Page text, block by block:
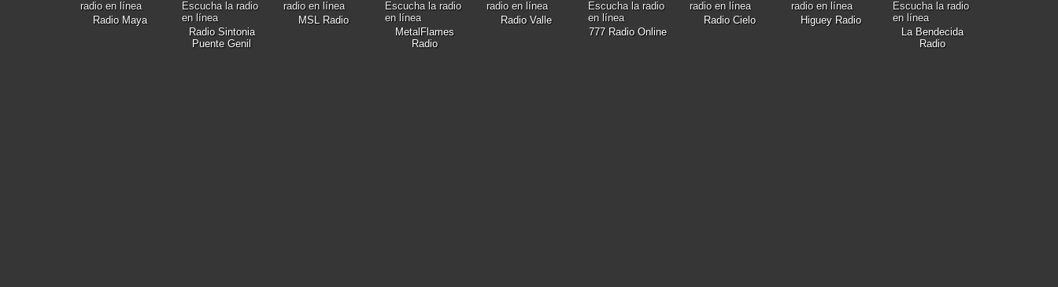
Radio Maya
Radio Sintonia
Puente Genil
MSL Radio
MetalFlames
Radio
Radio Valle
777 Radio Online
Radio Cielo
Higuey Radio
La Bendecida
Radio